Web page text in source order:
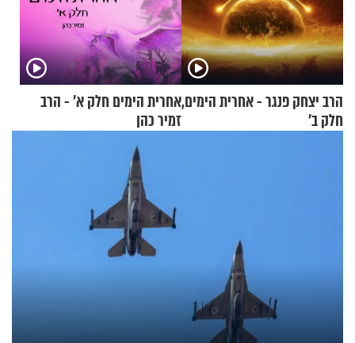
הרב יצחק פנגר - אחרית הימים,
חלק ב’
אחרית הימים חלק א’ - הרב
זמיר כהן